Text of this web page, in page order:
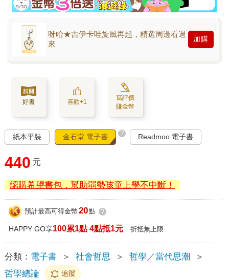
呀哈★吉伊卡哇旋風再起，精選周邊看過
來
加購
好書 喜歡+1
寫評價
賺金幣
紙本平裝 金石堂 電子書 ? Readmoo 電子書
440 元
認購希望書包，幫助弱勢孩童上學不中斷！
預計最高可得金幣 20點 ?
HAPPY GO享100累1點 4點抵1元 折抵無上限
分類： 電子書 ＞ 社會哲思 ＞ 哲學／當代思潮
＞
哲學總論
追蹤